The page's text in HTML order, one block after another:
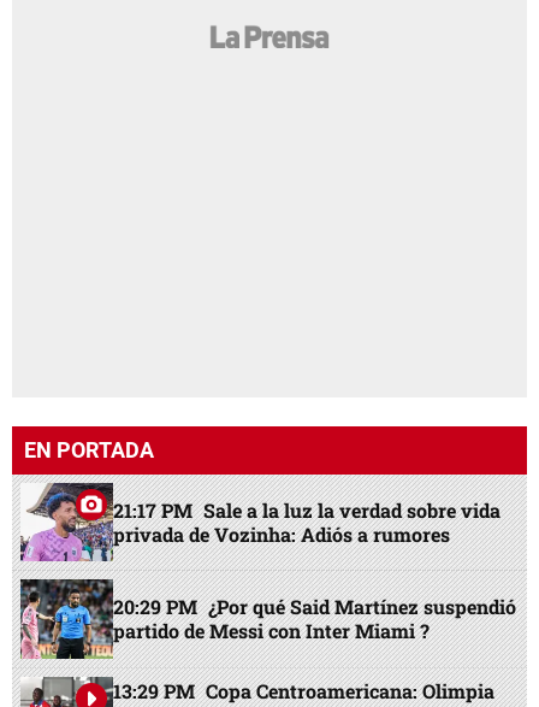
EN PORTADA
21:17 PM Sale a la luz la verdad sobre vida
privada de Vozinha: Adiós a rumores
20:29 PM ¿Por qué Said Martínez suspendió
partido de Messi con Inter Miami ?
13:29 PM Copa Centroamericana: Olimpia